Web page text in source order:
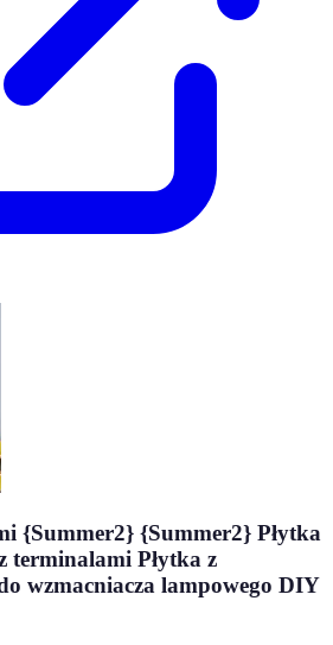
{Summer2} {Summer2} Płytka
terminalami Płytka z
wzmacniacza lampowego DIY